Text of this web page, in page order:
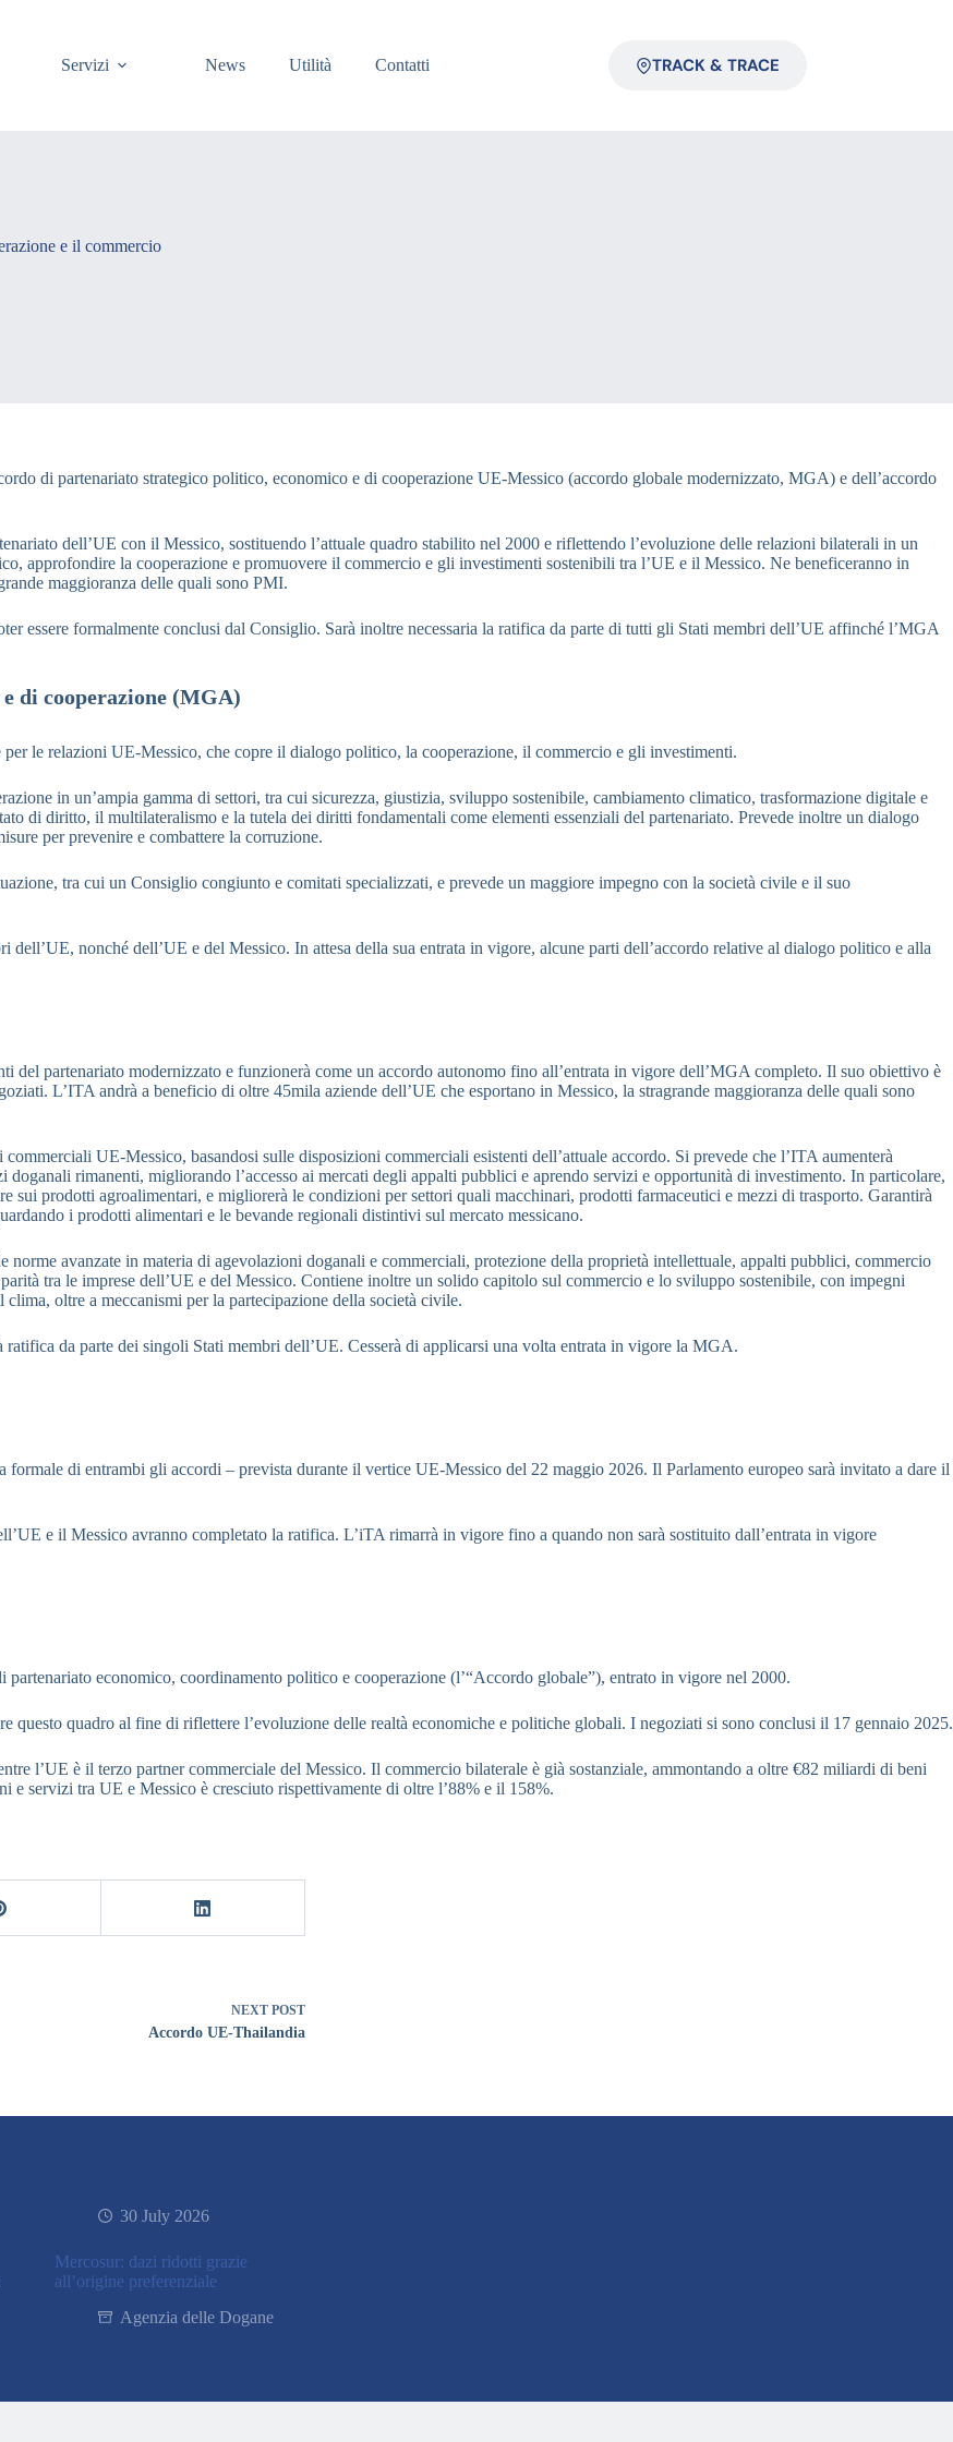
Servizi News Utilità Contatti TRACK & TRACE
e il commercio
di partenariato strategico politico, economico e di cooperazione UE-Messico (accordo globale modernizzato, MGA) e dell’accordo
dell’UE con il Messico, sostituendo l’attuale quadro stabilito nel 2000 e riflettendo l’evoluzione delle relazioni bilaterali in un
approfondire la cooperazione e promuovere il commercio e gli investimenti sostenibili tra l’UE e il Messico. Ne beneficeranno in
maggioranza delle quali sono PMI.
essere formalmente conclusi dal Consiglio. Sarà inoltre necessaria la ratifica da parte di tutti gli Stati membri dell’UE affinché l’MGA
di cooperazione (MGA)
le relazioni UE-Messico, che copre il dialogo politico, la cooperazione, il commercio e gli investimenti.
in un’ampia gamma di settori, tra cui sicurezza, giustizia, sviluppo sostenibile, cambiamento climatico, trasformazione digitale e
di diritto, il multilateralismo e la tutela dei diritti fondamentali come elementi essenziali del partenariato. Prevede inoltre un dialogo
per prevenire e combattere la corruzione.
tra cui un Consiglio congiunto e comitati specializzati, e prevede un maggiore impegno con la società civile e il suo
nonché dell’UE e del Messico. In attesa della sua entrata in vigore, alcune parti dell’accordo relative al dialogo politico e alla
del partenariato modernizzato e funzionerà come un accordo autonomo fino all’entrata in vigore dell’MGA completo. Il suo obiettivo è
L’ITA andrà a beneficio di oltre 45mila aziende dell’UE che esportano in Messico, la stragrande maggioranza delle quali sono
UE-Messico, basandosi sulle disposizioni commerciali esistenti dell’attuale accordo. Si prevede che l’ITA aumenterà
doganali rimanenti, migliorando l’accesso ai mercati degli appalti pubblici e aprendo servizi e opportunità di investimento. In particolare,
sui prodotti agroalimentari, e migliorerà le condizioni per settori quali macchinari, prodotti farmaceutici e mezzi di trasporto. Garantirà
i prodotti alimentari e le bevande regionali distintivi sul mercato messicano.
norme avanzate in materia di agevolazioni doganali e commerciali, protezione della proprietà intellettuale, appalti pubblici, commercio
tra le imprese dell’UE e del Messico. Contiene inoltre un solido capitolo sul commercio e lo sviluppo sostenibile, con impegni
oltre a meccanismi per la partecipazione della società civile.
da parte dei singoli Stati membri dell’UE. Cesserà di applicarsi una volta entrata in vigore la MGA.
di entrambi gli accordi – prevista durante il vertice UE-Messico del 22 maggio 2026. Il Parlamento europeo sarà invitato a dare il
e il Messico avranno completato la ratifica. L’iTA rimarrà in vigore fino a quando non sarà sostituito dall’entrata in vigore
economico, coordinamento politico e cooperazione (l’“Accordo globale”), entrato in vigore nel 2000.
questo quadro al fine di riflettere l’evoluzione delle realtà economiche e politiche globali. I negoziati si sono conclusi il 17 gennaio 2025.
l’UE è il terzo partner commerciale del Messico. Il commercio bilaterale è già sostanziale, ammontando a oltre €82 miliardi di beni
servizi tra UE e Messico è cresciuto rispettivamente di oltre l’88% e il 158%.
NEXT POST
Accordo UE-Thailandia
30 July 2026
Mercosur: dazi ridotti grazie
all’origine preferenziale
Agenzia delle Dogane